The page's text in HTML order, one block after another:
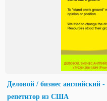
Деловой / бизнес английский
репетитор из США